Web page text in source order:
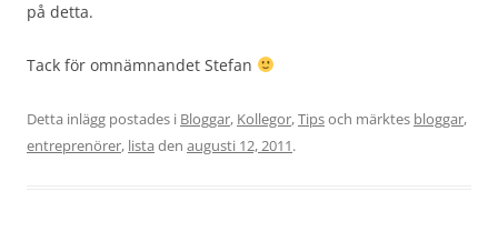
på detta.
Tack för omnämnandet Stefan
Detta inlägg postades i Bloggar, Kollegor,Tipsoch märktes bloggar,
entreprenörer, lista den augusti 12, 2011.